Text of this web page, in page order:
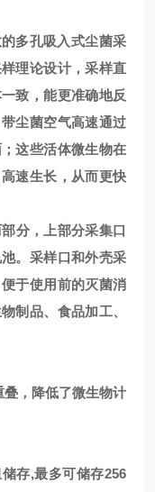
多孔吸入式尘菌采
理论设计，采样直
致，能更准确地反
尘菌空气高速通过
这些活体微生物在
速生长，从而更快
分，上部分采集口
。采样口和外壳采
于使用前的灭菌消
制品、食品加工、
，降低了微生物计
存,最多可储存256